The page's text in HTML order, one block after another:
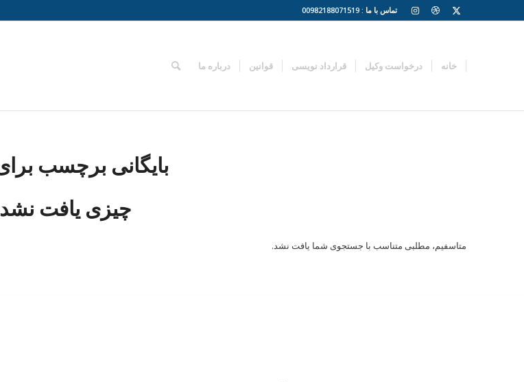
تماس با ما : 00982188071519
خانه درخواست وکیل قرارداد نویسی قوانین درباره ما
بایگانی برچسب
چیزی یافت
متاسفیم، مطلبی متناسب با جستجوی شما یافت نشد.